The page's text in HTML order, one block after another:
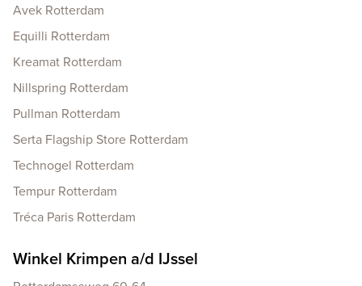
Avek Rotterdam
Equilli Rotterdam
Kreamat Rotterdam
Nillspring Rotterdam
Pullman Rotterdam
Serta Flagship Store Rotterdam
Technogel Rotterdam
Tempur Rotterdam
Tréca Paris Rotterdam
Winkel Krimpen a/d IJssel